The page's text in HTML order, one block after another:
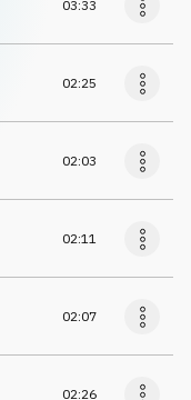
03:33
02:25
02:03
02:11
02:07
02:26